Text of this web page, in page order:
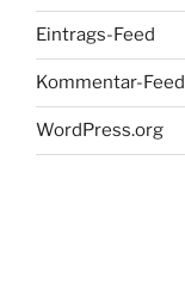
Eintrags-Feed
Kommentar-Feed
WordPress.org